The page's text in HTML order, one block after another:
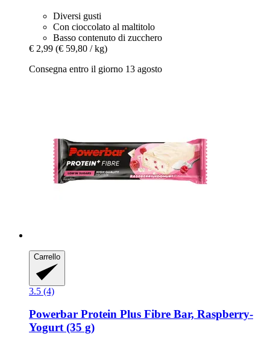
Diversi gusti
Con cioccolato al maltitolo
Basso contenuto di zucchero
€ 2,99 (€ 59,80 / kg)
Consegna entro il giorno 13 agosto
Carrello
3.5 (4)
Powerbar Protein Plus Fibre Bar, Raspberry-​
Yogurt (35 g)